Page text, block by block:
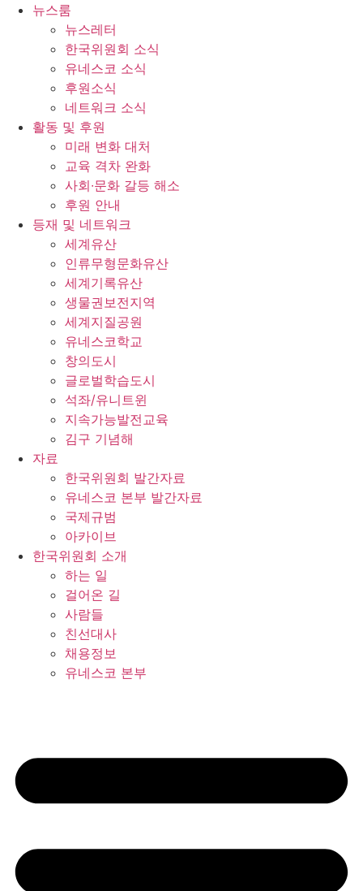
뉴스룸
뉴스레터
한국위원회 소식
유네스코 소식
후원소식
네트워크 소식
활동 및 후원
미래 변화 대처
교육 격차 완화
사회∙문화 갈등 해소
후원 안내
등재 및 네트워크
세계유산
인류무형문화유산
세계기록유산
생물권보전지역
세계지질공원
유네스코학교
창의도시
글로벌학습도시
석좌/유니트윈
지속가능발전교육
김구 기념해
자료
한국위원회 발간자료
유네스코 본부 발간자료
국제규범
아카이브
한국위원회 소개
하는 일
걸어온 길
사람들
친선대사
채용정보
유네스코 본부